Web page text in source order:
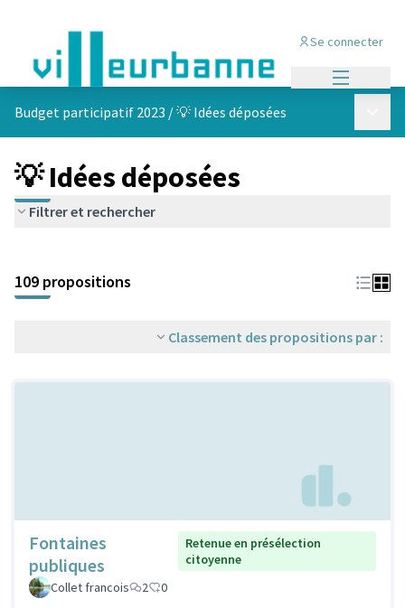
Se connecter
Budget participatif 2023 /💡 Idées déposées
💡 Idées déposées
Filtrer et rechercher
+
−
109 propositions
Classement des propositions par :
Fontaines
publiques
Retenue en présélection
citoyenne
Collet francois
2 0